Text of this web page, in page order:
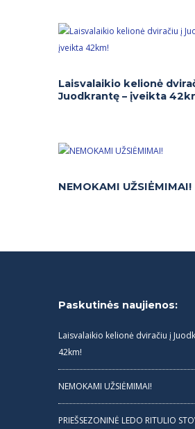
Laisvalaikio kelionė
Juodkrantę – įveikta
NEMOKAMI UŽSIĖMIMAI!
Paskutinės naujienos:
Laisvalaikio kelionė dviračiu į
42km!
NEMOKAMI UŽSIĖMIMAI!
PRIEŠSEZONINĖ LEDO RITULIO